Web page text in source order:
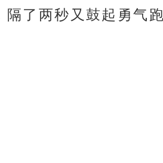
了两秒又鼓起勇气